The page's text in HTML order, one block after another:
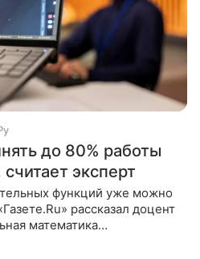
до 80% работы
эксперт
функций уже можно
рассказал доцент
математика